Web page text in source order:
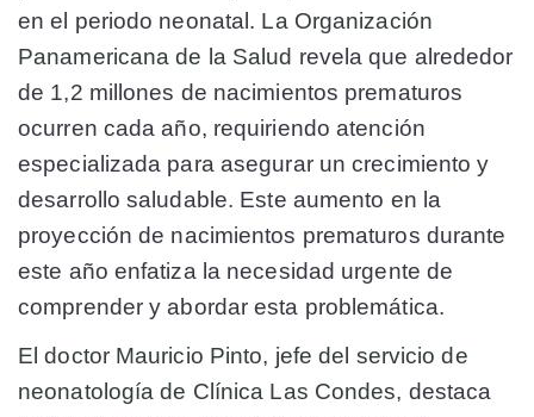
en el periodo neonatal. La Organización
Panamericana de la Salud revela que alrededor
de 1,2 millones de nacimientos prematuros
ocurren cada año, requiriendo atención
especializada para asegurar un crecimiento y
desarrollo saludable. Este aumento en la
proyección de nacimientos prematuros durante
este año enfatiza la necesidad urgente de
comprender y abordar esta problemática.
El doctor Mauricio Pinto, jefe del servicio de
neonatología de Clínica Las Condes, destaca